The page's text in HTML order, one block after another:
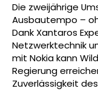
Die zweijährige
Ausbautempo –
Dank Xantaros
Netzwerktechnik
mit Nokia kann
Regierung
Zuverlässigkeit